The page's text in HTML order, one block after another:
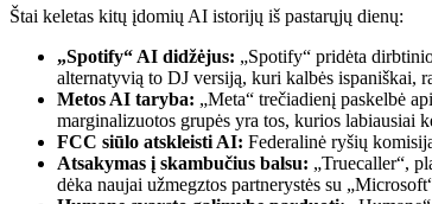
Štai keletas kitų įdomių AI istorijų iš pastarųjų dienų:
„Spotify“ AI didžėjus: „Spotify“ pridėta
alternatyvią to DJ versiją, kuri kalbės ispaniškai,
Metos AI taryba: „Meta“ trečiadienį paskelbė
marginalizuotos grupės yra tos, kurios labiausiai
FCC siūlo atskleisti AI: Federalinė ryšių
Atsakymas į skambučius balsu: „Truecaller“,
dėka naujai užmegztos partnerystės su